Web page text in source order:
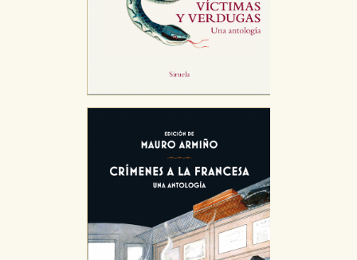
Cookies de rendimiento y analíticas
Estas cookies se utilizan para mejorar su experiencia
de navegación y optimizar el funcionamiento de
nuestro sitio web. Almacenan configuraciones de
vez que nos visita. La información es agregada y, por lo
Cookies de publicidad y redes sociales
publicitarios y se utilizan para mostrar publicidad
relevante para sus intereses en otros sitios. No
almacenan directamente información personal sino
que se basan en la identificación única de su
navegador y dispositivo de internet.
GUARDAR CONFIGURACIÓN